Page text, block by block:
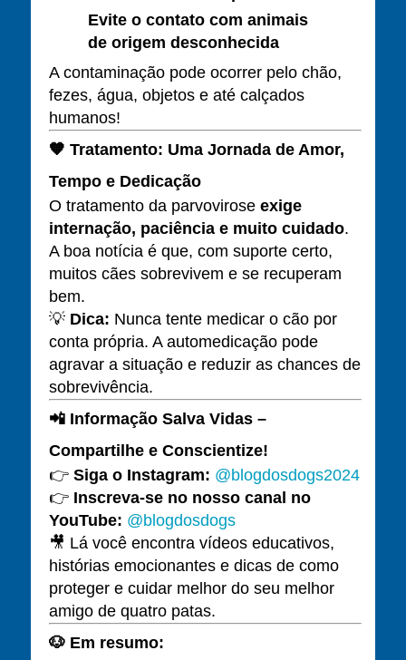
Evite o contato com animais
de origem desconhecida
A contaminação pode ocorrer pelo chão,
fezes, água, objetos e até calçados
humanos!
🧡 Tratamento: Uma Jornada de Amor,
Tempo e Dedicação
O tratamento da parvovirose exige
internação, paciência e muito cuidado.
A boa notícia é que, com suporte certo,
muitos cães sobrevivem e se recuperam
bem.
💡 Dica: Nunca tente medicar o cão por
conta própria. A automedicação pode
agravar a situação e reduzir as chances de
sobrevivência.
📲 Informação Salva Vidas –
Compartilhe e Conscientize!
👉 Siga o Instagram: @blogdosdogs2024
👉 Inscreva-se no nosso canal no
YouTube: @blogdosdogs
🎥 Lá você encontra vídeos educativos,
histórias emocionantes e dicas de como
proteger e cuidar melhor do seu melhor
amigo de quatro patas.
🐶 Em resumo: